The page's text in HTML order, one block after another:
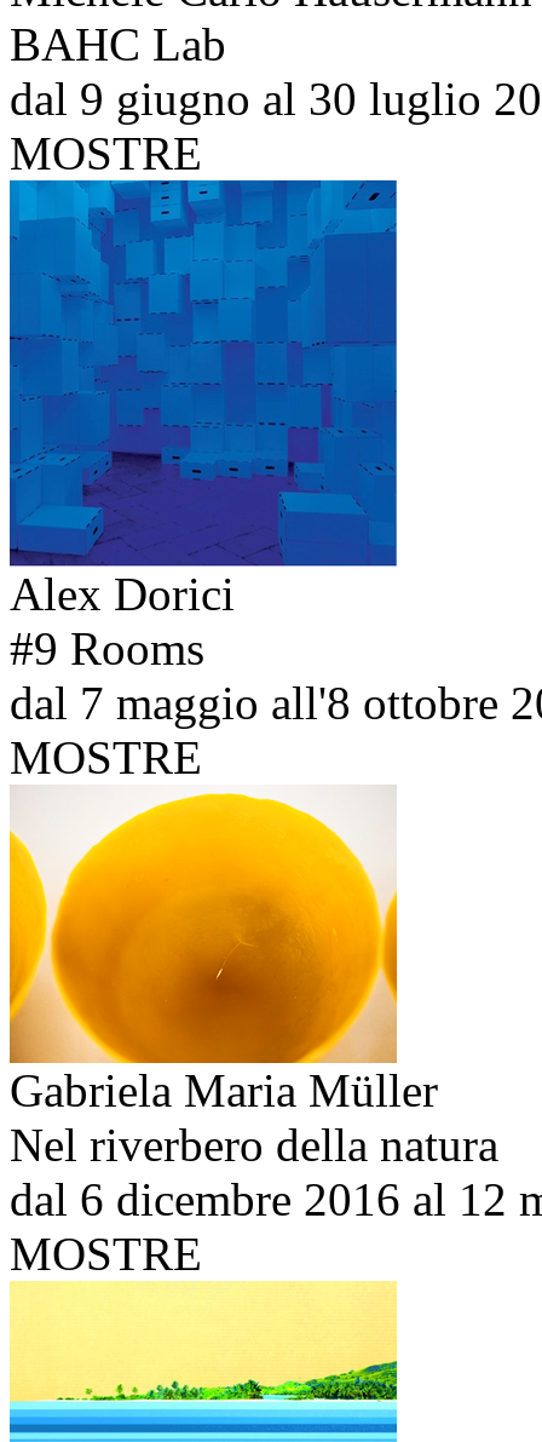
BAHC Lab
dal 9 giugno al 30 luglio
MOSTRE
Alex Dorici
#9 Rooms
dal 7 maggio all'8 ottobre
MOSTRE
Gabriela Maria Müller
Nel riverbero della natura
dal 6 dicembre 2016 al 12
MOSTRE